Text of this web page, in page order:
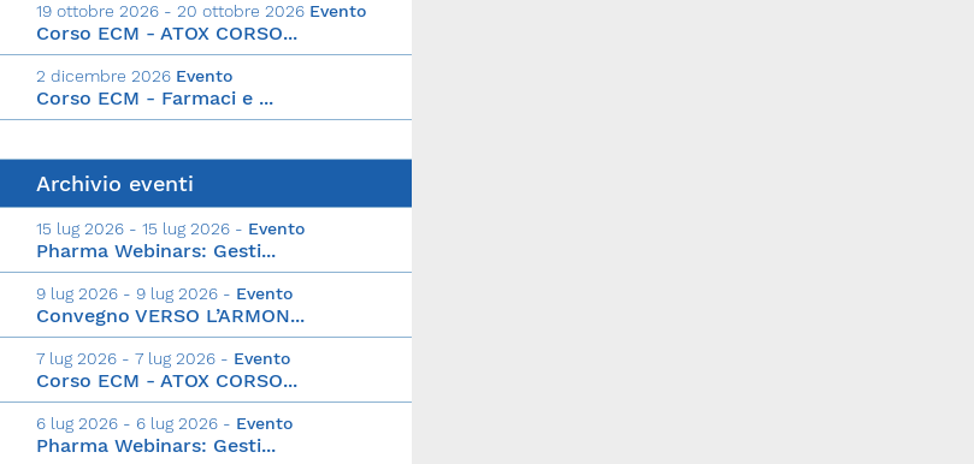
19 ottobre 2026 - 20 ottobre 2026 Evento
Corso ECM - ATOX CORSO...
2 dicembre 2026 Evento
Corso ECM - Farmaci e ...
Archivio eventi
15 lug 2026 - 15 lug 2026 - Evento
Pharma Webinars: Gesti...
9 lug 2026 - 9 lug 2026 - Evento
Convegno VERSO L’ARMON...
7 lug 2026 - 7 lug 2026 - Evento
Corso ECM - ATOX CORSO...
6 lug 2026 - 6 lug 2026 - Evento
Pharma Webinars: Gesti...